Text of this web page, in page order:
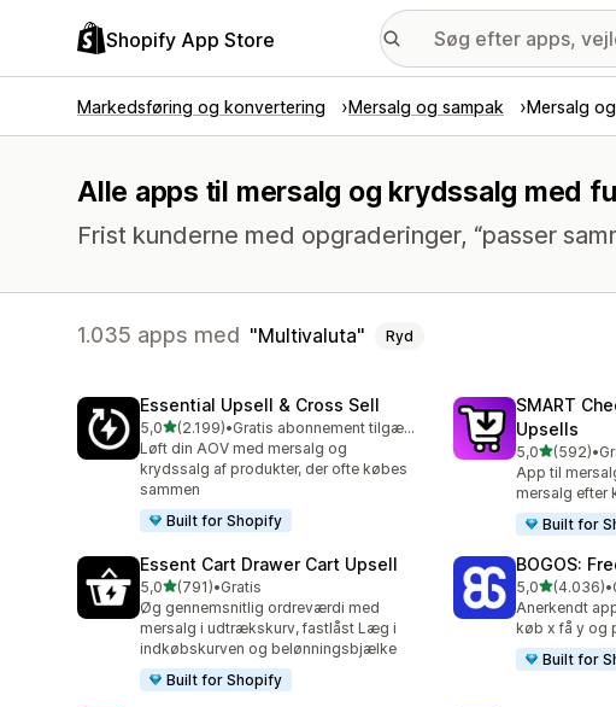
Shopify App Store
Markedsføring og konvertering Mersalg og sampak Mersalg
Alle apps til mersalg og krydssalg med
Frist kunderne med opgraderinger, “passer
1.035 apps med Multivaluta Ryd
Essential Upsell & Cross Sell
5,0ud af 5 stjerner
(2.199)
2199 anmeldelser i alt
•
Gratis abonnement tilgængeligt
Løft din AOV med mersalg og
krydssalg af produkter, der ofte købes
sammen
Built for Shopify
SMART
Upsells
5,0ud af 5
(592)
592 •
App til
mersalg efter
Built for
Essent Cart Drawer Cart Upsell
5,0ud af 5 stjerner
(791)
791 anmeldelser i alt
•Gratis
Øg gennemsnitlig ordreværdi med
mersalg i udtrækskurv, fastlåst Læg i
indkøbskurven og belønningsbjælke
Built for Shopify
BOGOS:
5,0ud af 5
(4.036)
4036 •
Anerkendt
køb x få y og
Built for